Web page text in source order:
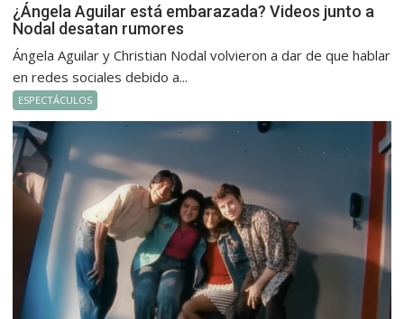
¿Ángela Aguilar está embarazada? Videos junto a
Nodal desatan rumores
Ángela Aguilar y Christian Nodal volvieron a dar de que hablar
en redes sociales debido a...
ESPECTÁCULOS